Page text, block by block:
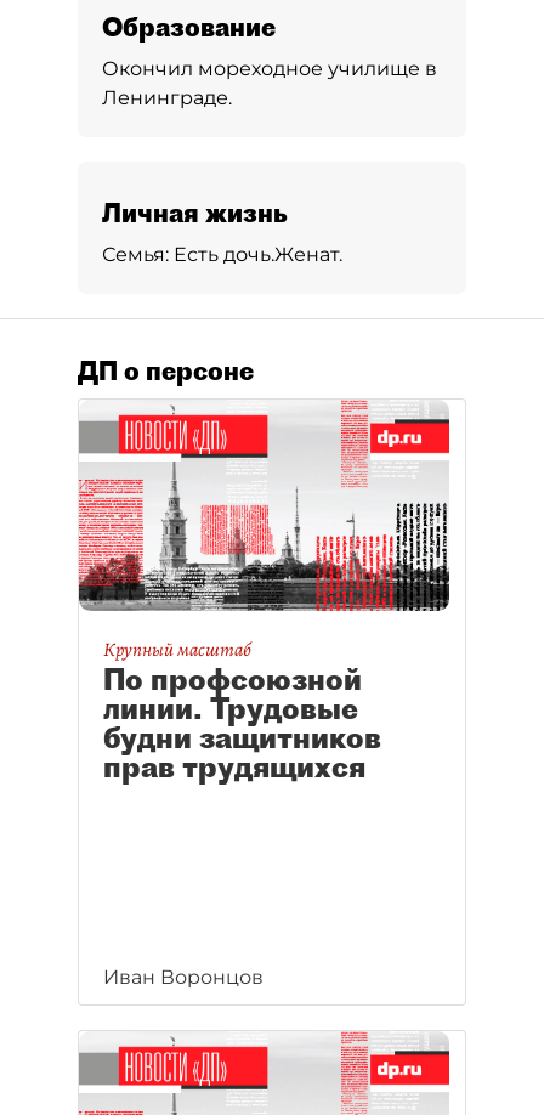
Образование
Окончил мореходное училище в
Ленинграде.
Личная жизнь
Семья: Есть дочь.Женат.
ДП о персоне
Крупный масштаб
По профсоюзной
линии. Трудовые
будни защитников
прав трудящихся
Иван Воронцов